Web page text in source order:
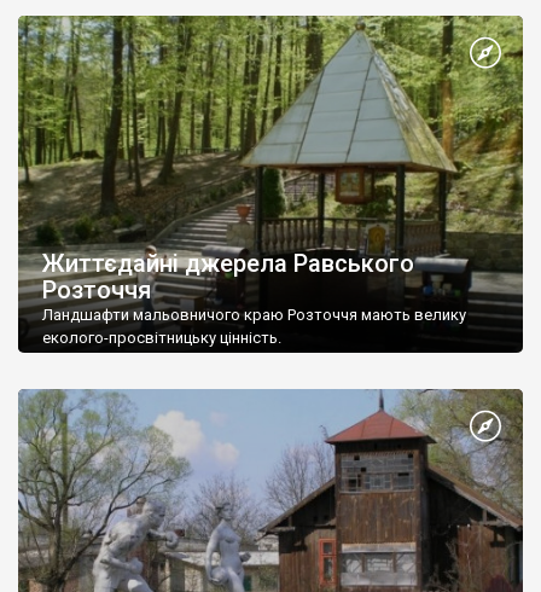
Життєдайні джерела Равського
Розточчя
Ландшафти мальовничого краю Розточчя мають велику
еколого-просвітницьку цінність.